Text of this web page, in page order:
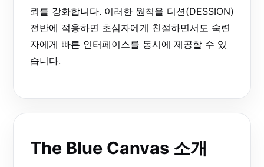
뢰를 강화합니다. 이러한 원칙을 디션(DESSION)
전반에 적용하면 초심자에게 친절하면서도 숙련
자에게 빠른 인터페이스를 동시에 제공할 수 있
습니다.
The Blue Canvas 소개